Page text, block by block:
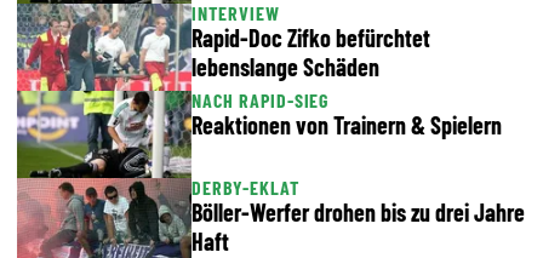
INTERVIEW
Rapid-Doc Zifko befürchtet
lebenslange Schäden
NACH RAPID-SIEG
Reaktionen von Trainern & Spielern
DERBY-EKLAT
Böller-Werfer drohen bis zu drei Jahre
Haft